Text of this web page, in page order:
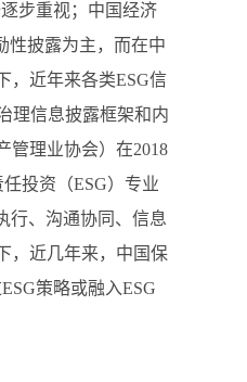
步重视；中国经济
性披露为主，而在中
，近年来各类ESG信
理信息披露框架和内
管理业协会）在2018
投资（ESG）专业
行、沟通协同、信息
，近几年来，中国保
策略或融入ESG